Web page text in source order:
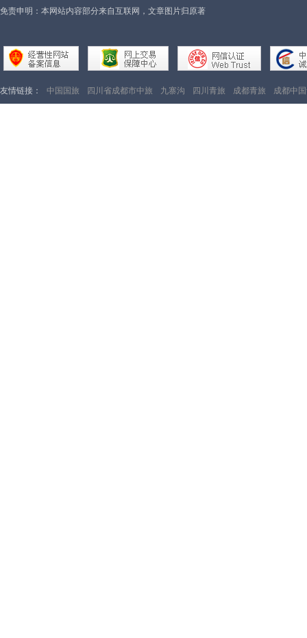
免责申明：本网站内容部分来自互联网，文章图片归原著
友情链接： 中国国旅 四川省成都市中旅 九寨沟 四川青旅 成都青旅 成都中